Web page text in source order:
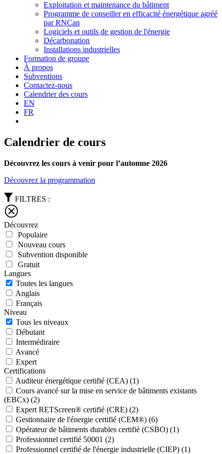
Exploitation et maintenance du bâtiment
Programme de conseiller en efficacité énergétique agréé
par RNCan
Logiciels et outils de gestion de l'énergie
Décarbonation
Installations industrielles
Formation de groupe
À propos
Subventions
Contactez-nous
Calendrier des cours
EN
FR
Calendrier de cours
Découvrez les cours à venir pour l’automne 2026
Découvrez la programmation
FILTRES :
Découvrez
Populaire
Nouveau cours
Subvention disponible
Gratuit
Langues
Toutes les langues
Anglais
Français
Niveau
Tous les niveaux
Débutant
Intermédiraire
Avancé
Expert
Certifications
Auditeur énergétique certifié (CEA) (1)
Cours avancé sur la mise en service de bâtiments existants
(EBCx) (2)
Expert RETScreen® certifié (CRE) (2)
Gestionnaire de l'énergie certifié (CEM®) (6)
Opérateur de bâtiments durables certifié (CSBO) (1)
Professionnel certifié 50001 (2)
Professionnel certifié de l'énergie industrielle (CIEP) (1)